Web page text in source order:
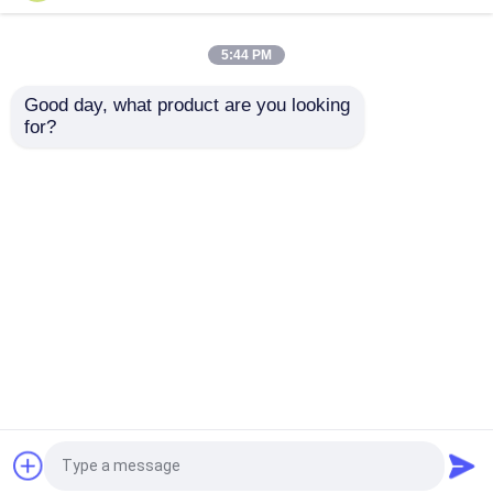
Milchschäumen
Fabrik.Copyright © 2025 Zhejiang Newle Electric
5:44 PM
Good day, what product are you looking
for?